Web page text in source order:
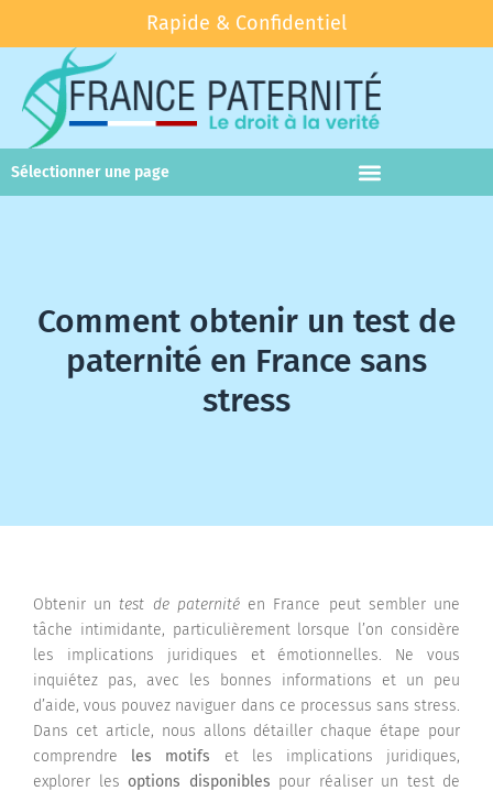
Rapide & Confidentiel
Sélectionner une page
Comment obtenir un test de
paternité en France sans
stress
Obtenir untest de paternitéen France peut sembler une
tâche intimidante, particulièrement lorsque l’on considère
les implications juridiques et émotionnelles. Ne vous
inquiétez pas, avec les bonnes informations et un peu
d’aide, vous pouvez naviguer dans ce processus sans stress.
Dans cet article, nous allons détailler chaque étape pour
comprendre les motifs et les implications juridiques,
explorer les options disponibles pour réaliser un test de